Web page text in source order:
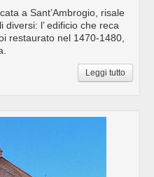
a Sant’Ambrogio, risale
diversi: l’ edificio che reca
restaurato nel 1470-1480,
Leggi tutto